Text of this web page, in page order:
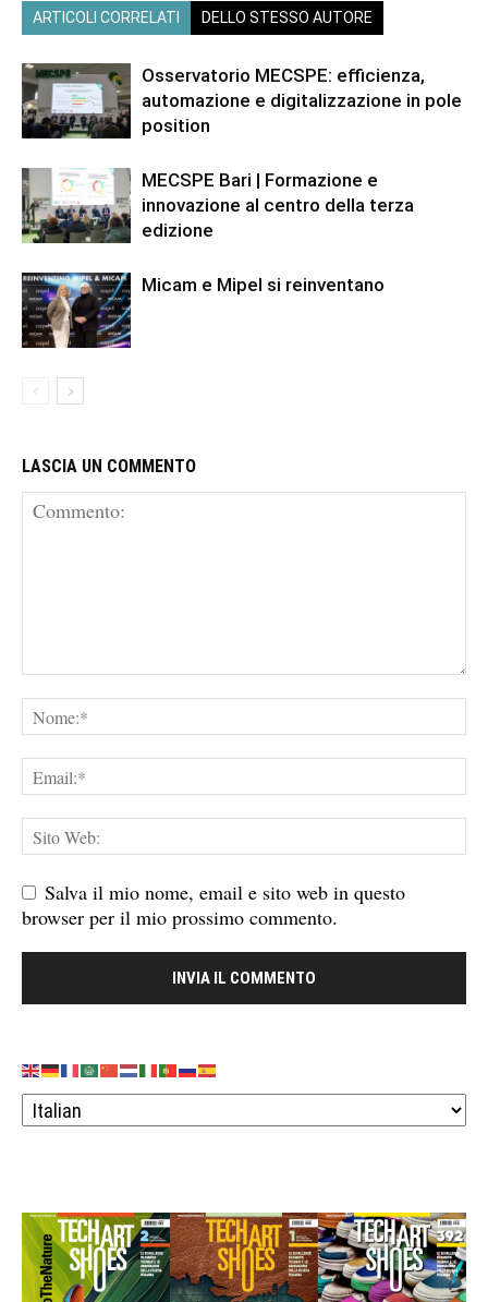
ARTICOLI CORRELATI DELLO STESSO AUTORE
Osservatorio MECSPE: efficienza,
automazione e digitalizzazione in pole
position
MECSPE Bari | Formazione e
innovazione al centro della terza
edizione
Micam e Mipel si reinventano
LASCIA UN COMMENTO
Salva il mio nome, email e sito web in questo
browser per il mio prossimo commento.